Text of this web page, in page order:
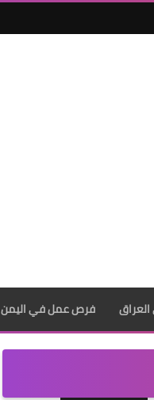
فرص عمل في اليمن